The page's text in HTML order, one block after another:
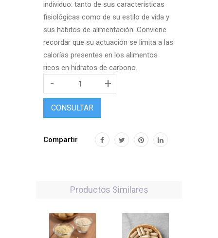
individuo: tanto de sus características
fisiológicas como de su estilo de vida y
sus hábitos de alimentación. Conviene
recordar que su actuación se limita a las
calorías presentes en los alimentos
ricos en hidratos de carbono.
- +
CONSULTAR
Compartir
Productos Similares